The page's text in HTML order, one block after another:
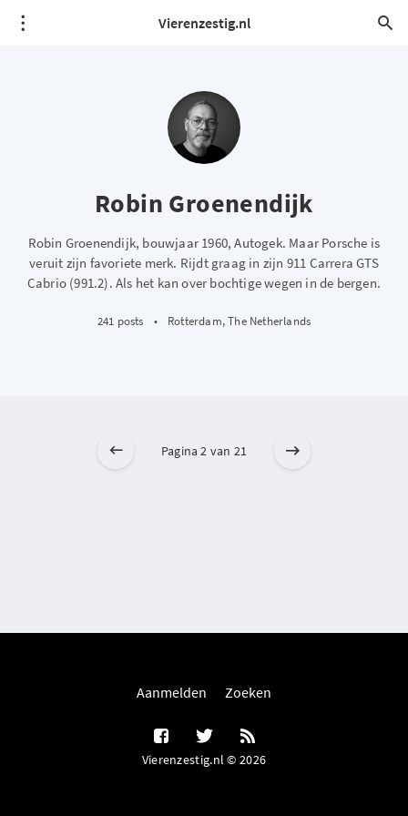
Vierenzestig.nl
Robin Groenendijk
Robin Groenendijk, bouwjaar 1960, Autogek. Maar Porsche is
veruit zijn favoriete merk. Rijdt graag in zijn 911 Carrera GTS
Cabrio (991.2). Als het kan over bochtige wegen in de bergen.
241 posts • Rotterdam, The Netherlands
Pagina 2 van 21
Aanmelden Zoeken
Vierenzestig.nl © 2026